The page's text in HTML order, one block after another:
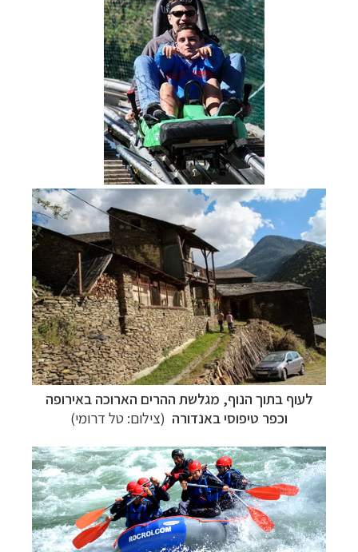
לעוף בתוך הנוף, מגלשת ההרים הארוכה באירופה
וכפר טיפוסי באנדורה (צילום: טל דרומי)